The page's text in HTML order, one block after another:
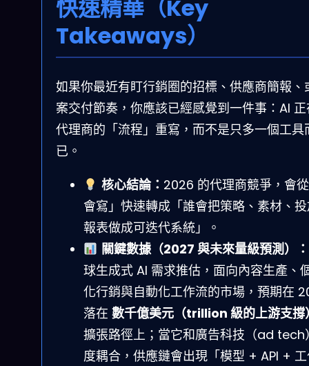
快速精華（Key
Takeaways）
如果你最近有盯行銷圈的招標、供應商簡報、
案交付節奏，你應該已經感覺到一件事：AI
代理商的「流程」重寫，而不是只多一個工具
已。
核心結論： 2026 的代理商競爭，會
會寫」快速轉成「誰會把策略、素材、
報表做成可迭代系統」。
關鍵數據（2027 與未來量級預測）：
球生成式 AI 需求推估，面向內容生產、
化行銷與自動化工作流的市場，預期在
落在 數千億美元（trillion 級的上游支撐
擴張路徑上；當它和廣告科技（ad tech
度耦合，供應鏈會出現「模型 + API +